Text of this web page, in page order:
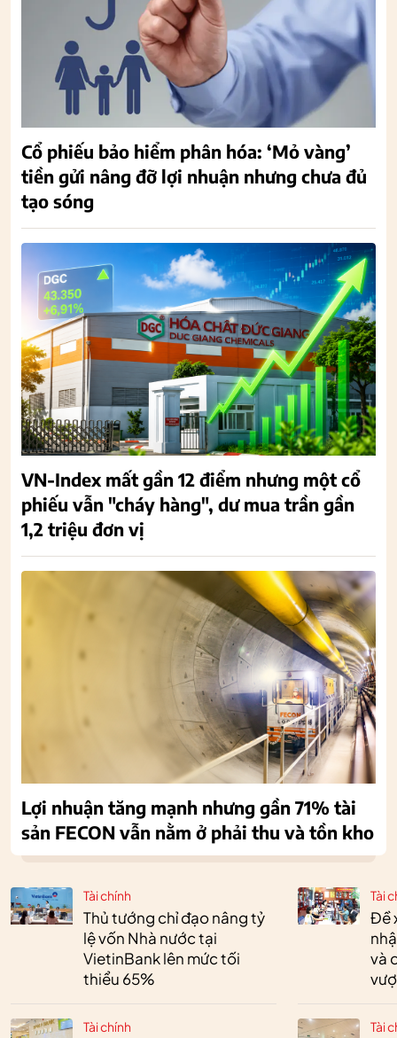
Tài chính
Thủ tướng chỉ đạo nâng tỷ
lệ vốn Nhà nước tại
VietinBank lên mức tối
thiểu 65%
Tài chính
Tài
Đề
và
Tài
Cổ phiếu bảo hiểm phân hóa: ‘Mỏ vàng’
tiền gửi nâng đỡ lợi nhuận nhưng chưa đủ
tạo sóng
VN-Index mất gần 12 điểm nhưng một cổ
phiếu vẫn "cháy hàng", dư mua trần gần
1,2 triệu đơn vị
Lợi nhuận tăng mạnh nhưng gần 71% tài
sản FECON vẫn nằm ở phải thu và tồn kho